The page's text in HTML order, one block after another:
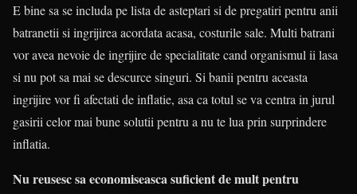
E bine sa se includa pe lista de asteptari si de pregatiri pentru anii
batranetii si ingrijirea acordata acasa, costurile sale. Multi batrani
vor avea nevoie de ingrijire de specialitate cand organismul ii lasa
si nu pot sa mai se descurce singuri. Si banii pentru aceasta
ingrijire vor fi afectati de inflatie, asa ca totul se va centra in jurul
gasirii celor mai bune solutii pentru a nu te lua prin surprindere
inflatia.
Nu reusesc sa economiseasca suficient de mult pentru